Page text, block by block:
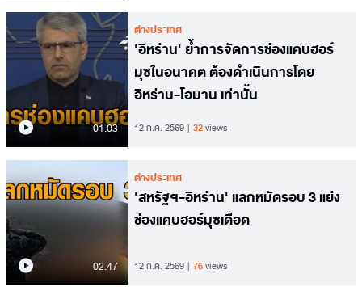
01.03
ต่างประเทศ
'อิหร่าน' ย้ำการจัดการช่องแคบฮอร์
มุซในอนาคต ต้องดำเนินการโดย
อิหร่าน-โอมาน เท่านั้น
12 ก.ค. 2569 32views
02.47
ต่างประเทศ
'สหรัฐฯ-อิหร่าน' แลกหมัดรอบ 3 แย่ง
ช่องแคบฮอร์มุซเดือด
12 ก.ค. 2569 76views